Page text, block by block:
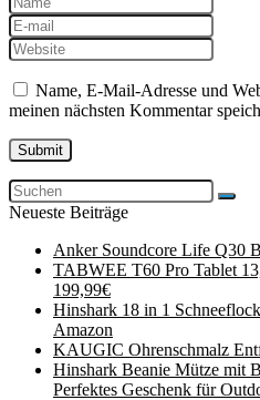
Name, E-Mail-Adresse und
meinen nächsten Kommentar
Neueste Beiträge
Anker Soundcore Life Q30
TABWEE T60 Pro Tablet
199,99€
Hinshark 18 in 1
Amazon
KAUGIC Ohrenschmalz
Hinshark Beanie Mütze mit
Perfektes Geschenk für